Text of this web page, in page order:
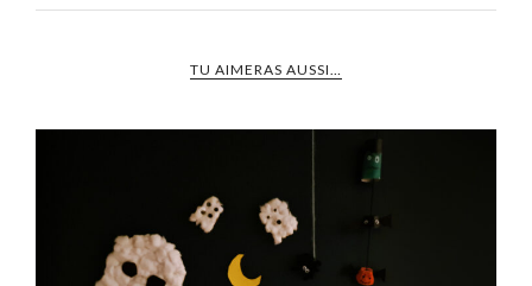
TU AIMERAS AUSSI…